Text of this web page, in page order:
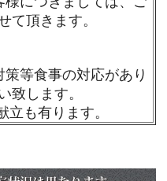
て頂きます。
等食事の対応があり
致します。
も有ります。